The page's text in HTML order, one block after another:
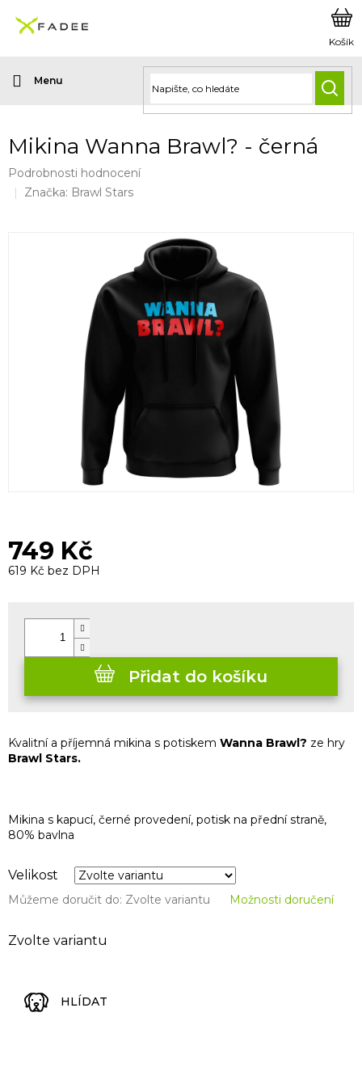
obsah
Mikina Wanna Brawl? - černá
Průměrné
hodnocení
Podrobnosti hodnocení
Značka: Brawl Stars
749 Kč
619 Kč bez DPH
Zvolte variantu
Velikost
Můžeme doručit do: Zvolte variantu Možnosti doručení
Přidat do košíku
Kvalitní a příjemná mikina s potiskem Wanna Brawl? ze hry
Brawl Stars.
Mikina s kapucí, černé provedení, potisk na přední straně,
80% bavlna
HLÍDAT